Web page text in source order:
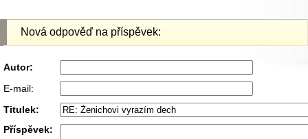
Nová odpověď na příspěvek:
Autor:
E-mail:
Titulek:
Příspěvek: